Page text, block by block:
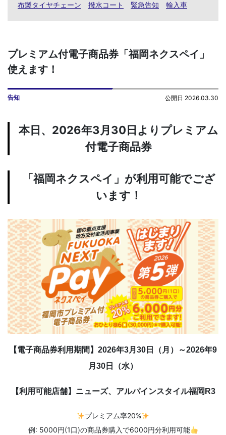
布製タイヤチェーン
撥水コート 緊急告知 輸入車
プレミアム付電子商品券「福岡ネクスペイ」
使えます！
告知 公開日 2026.03.30
本日、2026年3月30日よりプレミアム
付電子商品券
「福岡ネクスペイ」が利用可能でござ
います！
【電子商品券利用期間】2026年3月30日（月）～2026年9
月30日（水）
【利用可能店舗】ニューズ、アルパインスタイル福岡R3
プレミアム率20%
例: 5000円(1口)の商品券購入で6000円分利用可能